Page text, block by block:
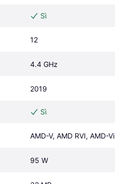
Sì
12
4.4 GHz
2019
Sì
AMD-V, AMD RVI, AMD-Vi
95 W